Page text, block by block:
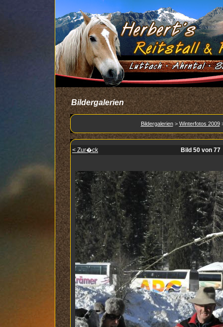
Bildergalerien
Bildergalerien> Winterfotos 2009
< Zur�ck Bild 50 von 77